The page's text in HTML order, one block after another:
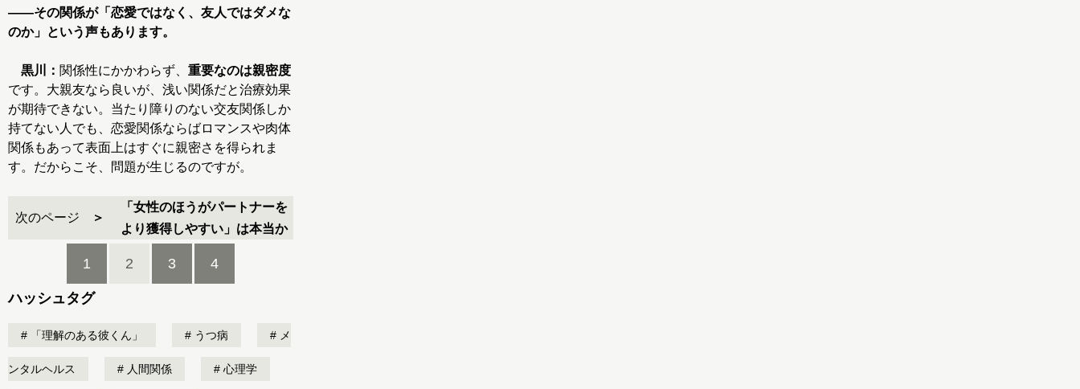
――その関係が「恋愛ではなく、友人ではダメな
のか」という声もあります。
黒川： 関係性にかかわらず、 重要なのは親密度
です。大親友なら良いが、浅い関係だと治療効果
が期待できない。当たり障りのない交友関係しか
持てない人でも、恋愛関係ならばロマンスや肉体
関係もあって表面上はすぐに親密さを得られま
す。だからこそ、問題が生じるのですが。
次のページ
「女性のほうがパートナーを
より獲得しやすい」は本当か
1 2 3 4
ハッシュタグ
「理解のある彼くん」 うつ病 メ
ンタルヘルス 人間関係 心理学